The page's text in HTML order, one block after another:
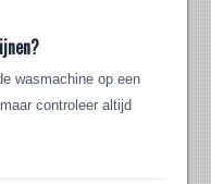
wasmachine op een
controleer altijd